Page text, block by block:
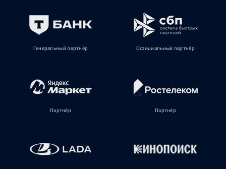
Генеральный партнёр Официальный партнёр
Партнёр Партнёр